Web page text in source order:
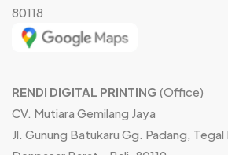
80118
RENDI DIGITAL PRINTING (Office)
CV. Mutiara Gemilang Jaya
Jl. Gunung Batukaru Gg. Padang, Tegal